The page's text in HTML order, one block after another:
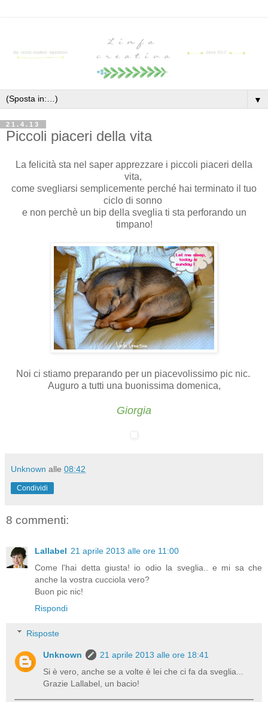
▼
21.4.13
Piccoli piaceri della vita
La felicità sta nel saper apprezzare i piccoli piaceri della
vita,
come svegliarsi semplicemente perché hai terminato il tuo
ciclo di sonno
e non perchè un bip della sveglia ti sta perforando un
timpano!
Noi ci stiamo preparando per un piacevolissimo pic nic.
Auguro a tutti una buonissima domenica,
Giorgia
Unknown alle 08:42
Condividi
8 commenti:
Lallabel 21 aprile 2013 alle ore 11:00
Come l'hai detta giusta! io odio la sveglia.. e mi sa che
anche la vostra cucciola vero?
Buon pic nic!
Rispondi
Risposte
Unknown
21 aprile 2013 alle ore 18:41
Si è vero, anche se a volte è lei che ci fa da sveglia...
Grazie Lallabel, un bacio!